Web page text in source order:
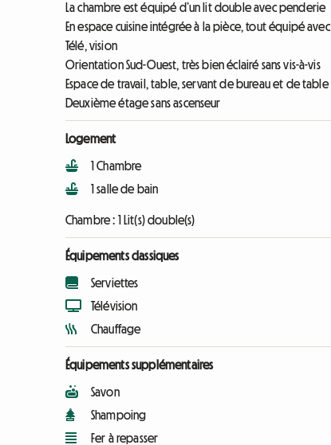
La chambre est équipé d’un lit double avec penderie
En espace cuisine intégrée à la pièce, tout équipé
Télé, vision
Orientation Sud-Ouest, très bien éclairé sans vis-à-vis
Espace de travail, table, servant de bureau et de
Deuxième étage sans ascenseur
Logement
1 Chambre
1 salle de bain
Chambre : 1 Lit(s) double(s)
Équipements classiques
Serviettes
Télévision
Chauffage
Équipements supplémentaires
Savon
Shampoing
Fer à repasser